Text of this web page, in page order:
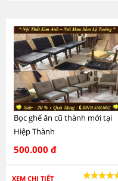
Bọc ghế ăn cũ thành mới tại
Hiệp Thành
500.000 đ
XEM CHI TIẾT